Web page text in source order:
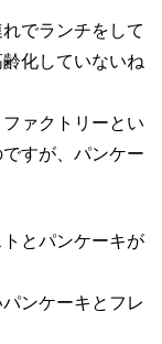
でランチをして
化していないね
ァクトリーとい
すが、パンケー
とパンケーキが
ンケーキとフレ